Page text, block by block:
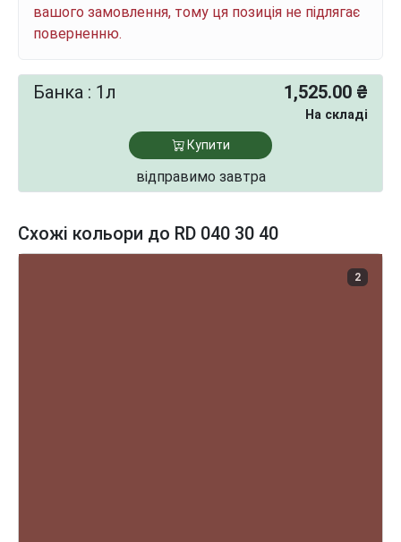
вашого замовлення, тому ця позиція не підлягає
поверненню.
Банка : 1л 1,525.00 ₴
На складі
Купити
відправимо завтра
Схожі кольори до RD 040 30 40
2